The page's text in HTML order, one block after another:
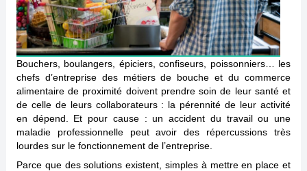
Bouchers, boulangers, épiciers, confiseurs, poissonniers… les
chefs d’entreprise des métiers de bouche et du commerce
alimentaire de proximité doivent prendre soin de leur santé et
de celle de leurs collaborateurs : la pérennité de leur activité
en dépend. Et pour cause : un accident du travail ou une
maladie professionnelle peut avoir des répercussions très
lourdes sur le fonctionnement de l’entreprise.
Parce que des solutions existent, simples à mettre en place et